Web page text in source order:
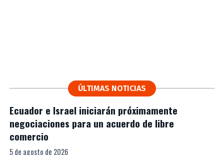
ÚLTIMAS NOTICIAS
Ecuador e Israel iniciarán próximamente
negociaciones para un acuerdo de libre
comercio
5 de agosto de 2026